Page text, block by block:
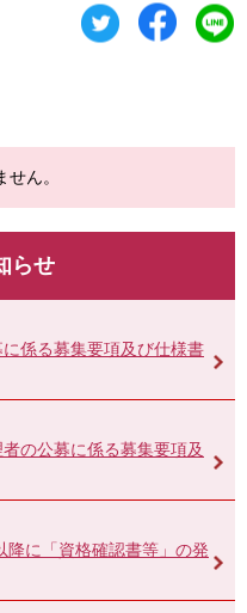
ん。
らせ
係る募集要項及び仕様書
の公募に係る募集要項及
に「資格確認書等」の発